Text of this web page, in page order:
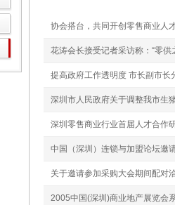
协会搭台，共同开创零售商业人
花涛会长接受记者采访称：“零供
提高政府工作透明度 市长副市长
深圳市人民政府关于调整我市生
深圳零售商业行业首届人才合作
中国（深圳）连锁与加盟论坛邀
关于邀请参加采购大会期间配对
2005中国(深圳)商业地产展览会